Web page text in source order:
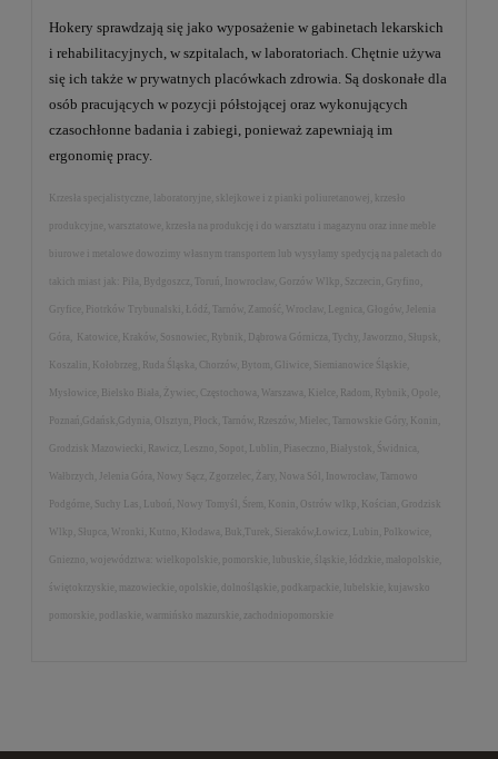
Hokery sprawdzają się jako wyposażenie w gabinetach lekarskich
i rehabilitacyjnych, w szpitalach, w laboratoriach. Chętnie używa
się ich także w prywatnych placówkach zdrowia. Są doskonałe dla
osób pracujących w pozycji półstojącej oraz wykonujących
czasochłonne badania i zabiegi, ponieważ zapewniają im
ergonomię pracy.
Krzesła specjalistyczne, laboratoryjne, sklejkowe i z pianki poliuretanowej, krzesło
produkcyjne, warsztatowe, krzesła na produkcję i do warsztatu i magazynu oraz inne meble
biurowe i metalowe dowozimy własnym transportem lub wysyłamy spedycją na paletach do
takich miast jak: Piła, Bydgoszcz, Toruń, Inowrocław, Gorzów Wlkp, Szczecin, Gryfino,
Gryfice, Piotrków Trybunalski, Łódź, Tarnów, Zamość, Wrocław, Legnica, Głogów, Jelenia
Góra, Katowice, Kraków, Sosnowiec, Rybnik, Dąbrowa Górnicza, Tychy, Jaworzno, Słupsk,
Koszalin, Kołobrzeg, Ruda Śląska, Chorzów, Bytom, Gliwice, Siemianowice Śląskie,
Mysłowice, Bielsko Biała, Żywiec, Częstochowa, Warszawa, Kielce, Radom, Rybnik, Opole,
Poznań,Gdańsk,Gdynia, Olsztyn, Płock, Tarnów, Rzeszów, Mielec, Tarnowskie Góry, Konin,
Grodzisk Mazowiecki, Rawicz, Leszno, Sopot, Lublin, Piaseczno, Białystok, Świdnica,
Wałbrzych, Jelenia Góra, Nowy Sącz, Zgorzelec, Żary, Nowa Sól, Inowrocław, Tarnowo
Podgórne, Suchy Las, Luboń, Nowy Tomyśl, Śrem, Konin, Ostrów wlkp, Kościan, Grodzisk
Wlkp, Słupca, Wronki, Kutno, Kłodawa, Buk,Turek, Sieraków,Łowicz, Lubin, Polkowice,
Gniezno, województwa: wielkopolskie, pomorskie, lubuskie, śląskie, łódzkie, małopolskie,
świętokrzyskie, mazowieckie, opolskie, dolnośląskie, podkarpackie, lubelskie, kujawsko
pomorskie, podlaskie, warmińsko mazurskie, zachodniopomorskie